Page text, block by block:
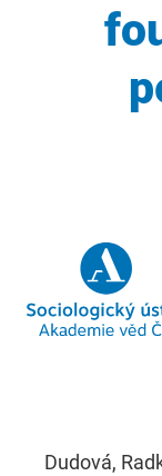
Dudová,